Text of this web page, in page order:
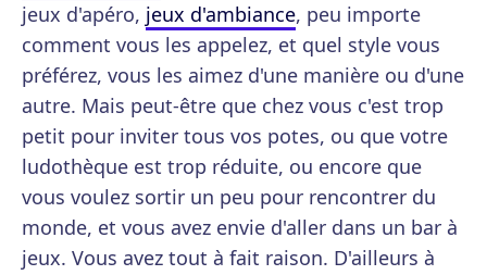
jeux d'apéro, jeux d'ambiance, peu importe
comment vous les appelez, et quel style vous
préférez, vous les aimez d'une manière ou d'une
autre. Mais peut-être que chez vous c'est trop
petit pour inviter tous vos potes, ou que votre
ludothèque est trop réduite, ou encore que
vous voulez sortir un peu pour rencontrer du
monde, et vous avez envie d'aller dans un bar à
jeux. Vous avez tout à fait raison. D'ailleurs à